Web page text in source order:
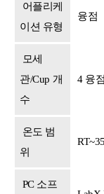
어플리케
이션 유형
융점
모세
관/Cup 개
수
4 융
온도 범
위
PC 소프